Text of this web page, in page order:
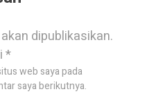
dipublikasikan.
*
web saya pada
saya berikutnya.